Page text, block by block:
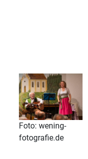
Foto: wening-
fotografie.de